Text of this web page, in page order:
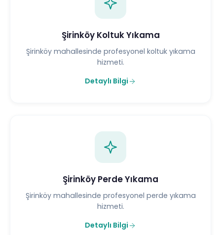
Şirinköy Koltuk Yıkama
Şirinköy mahallesinde profesyonel koltuk yıkama
hizmeti.
Detaylı Bilgi
Şirinköy Perde Yıkama
Şirinköy mahallesinde profesyonel perde yıkama
hizmeti.
Detaylı Bilgi